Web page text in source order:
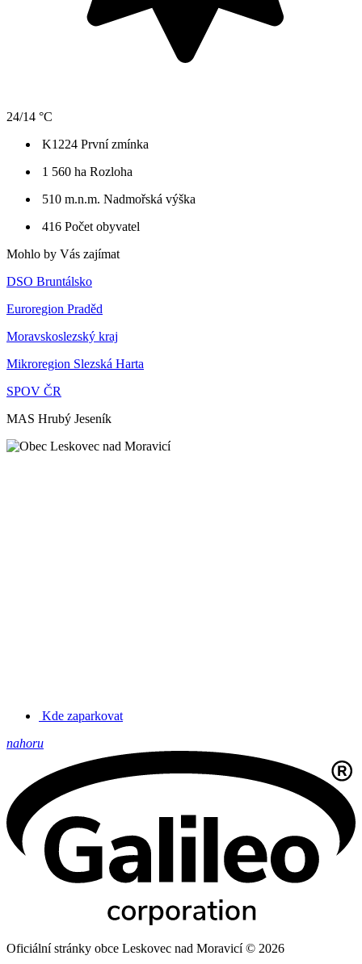
24/14 °C
K1224 První zmínka
1 560 ha Rozloha
510 m.n.m. Nadmořská výška
416 Počet obyvatel
Mohlo by Vás zajímat
DSO Bruntálsko
Euroregion Praděd
Moravskoslezský kraj
Mikroregion Slezská Harta
SPOV ČR
MAS Hrubý Jeseník
Kde zaparkovat
nahoru
Oficiální stránky obce Leskovec nad Moravicí © 2026